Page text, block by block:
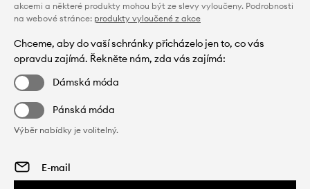
akcemi a některé produkty mohou být ze slevy vyloučeny. Podrobnosti
na webové stránce: produkty vyloučené z akce
Chceme, aby do vaší schránky přicházelo jen to, co vás
opravdu zajímá. Řekněte nám, zda vás zajímá:
Dámská móda
Pánská móda
Výběr nabídky je volitelný.